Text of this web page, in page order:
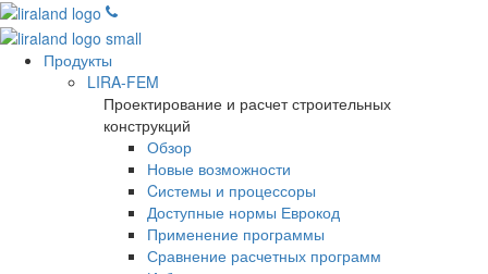
Продукты
LIRA-FEM
Проектирование и расчет строительных
конструкций
Обзор
Новые возможности
Cистемы и процессоры
Доступные нормы Еврокод
Применение программы
Сравнение расчетных программ